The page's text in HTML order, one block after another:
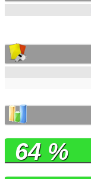
64 %